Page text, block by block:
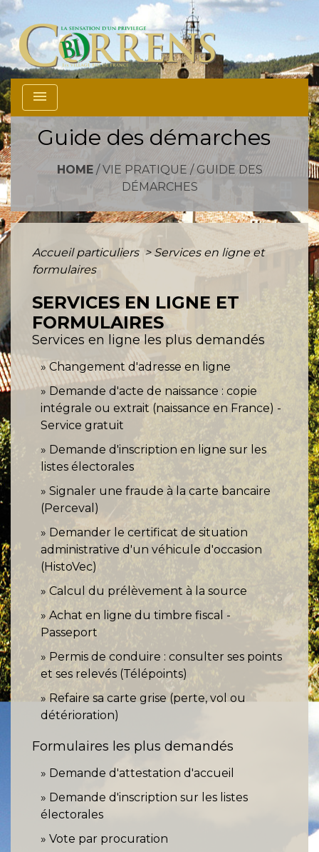
menu
Guide des démarches
HOME/ VIE PRATIQUE /GUIDE DES
DÉMARCHES
Accueil particuliers > Services en ligne et
formulaires
SERVICES EN LIGNE ET
FORMULAIRES
Services en ligne les plus demandés
Changement d'adresse en ligne
Demande d'acte de naissance : copie
intégrale ou extrait (naissance en France) -
Service gratuit
Demande d'inscription en ligne sur les
listes électorales
Signaler une fraude à la carte bancaire
(Perceval)
Demander le certificat de situation
administrative d'un véhicule d'occasion
(HistoVec)
Calcul du prélèvement à la source
Achat en ligne du timbre fiscal -
Passeport
Permis de conduire : consulter ses points
et ses relevés (Télépoints)
Refaire sa carte grise (perte, vol ou
détérioration)
Formulaires les plus demandés
Demande d'attestation d'accueil
Demande d'inscription sur les listes
électorales
Vote par procuration